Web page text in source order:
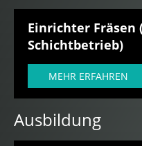
Einrichter Fräsen
Schichtbetrieb)
MEHR ERFAHREN
Ausbildung